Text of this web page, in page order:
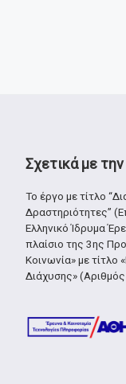
Σχετικά με
Το έργο με τίτλο
Δραστηριότητες”
Ελληνικό Ίδρυμα
πλαίσιο της 3ης
Κοινωνία» με τίτλο
Διάχυσης»